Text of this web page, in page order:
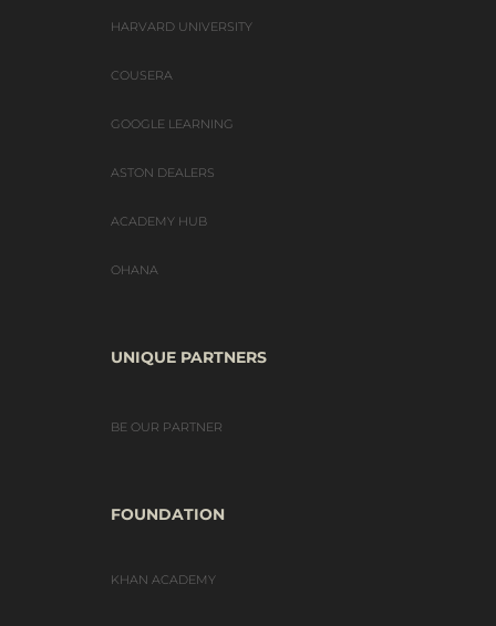
HARVARD UNIVERSITY
COUSERA
GOOGLE LEARNING
ASTON DEALERS
ACADEMY HUB
OHANA
UNIQUE PARTNERS
BE OUR PARTNER
FOUNDATION
KHAN ACADEMY